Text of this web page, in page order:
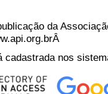
da
cadastrada nos